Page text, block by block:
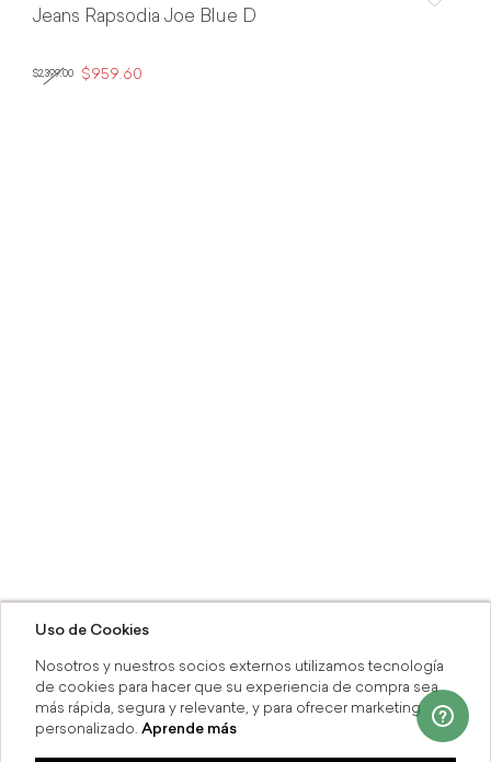
Jeans Rapsodia Joe Blue D
$2,399.00 $959.60
Uso de Cookies
Nosotros y nuestros socios externos utilizamos tecnología
de cookies para hacer que su experiencia de compra sea
más rápida, segura y relevante, y para ofrecer marketing
personalizado. Aprende más